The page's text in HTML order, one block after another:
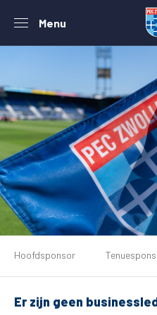
Menu
Tickets
Matchdays
Hoofdsponsor
Er zijn geen